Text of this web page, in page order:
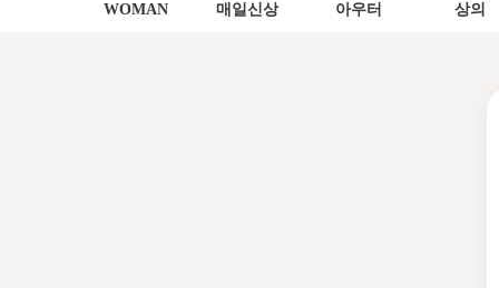
WOMAN 매일신상 아우터 상의